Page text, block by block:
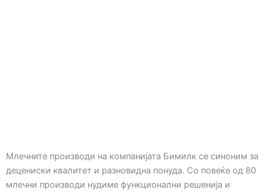
Млечните производи на компанијата Бимилк се синоним за
децениски квалитет и разновидна понуда. Со повеќе од 80
млечни производи нудиме функционални решенија и